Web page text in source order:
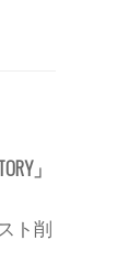
」
ト削